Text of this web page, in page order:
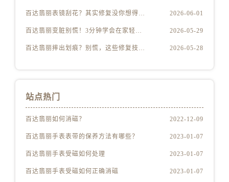
2026-06-01
2026-05-29
2026-05-28
站点热门
百达翡丽如何消磁？ 2022-12-09
百达翡丽手表表带的保养方法有哪些？ 2023-01-07
百达翡丽手表受磁如何处理 2023-01-07
百达翡丽手表受磁如何正确消磁 2023-01-07